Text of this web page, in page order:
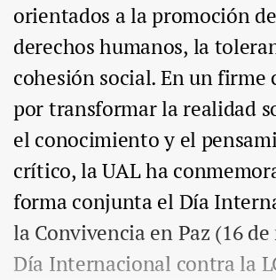
orientados a la promoción
derechos humanos, la
cohesión social. En un firme
por transformar la realidad
el conocimiento y el
crítico, la UAL ha
forma conjunta el Día
la Convivencia en Paz (16
Día Internacional contra la